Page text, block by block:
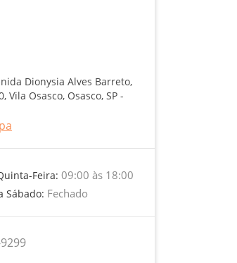
Dionysia Alves Barreto,
Vila Osasco, Osasco, SP -
Feira: 09:00 às 18:00
Sábado: Fechado